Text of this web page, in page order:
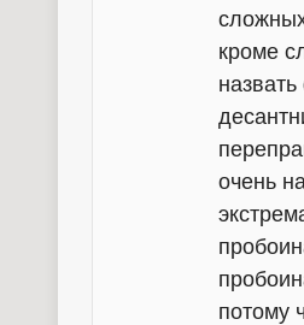
кроме
очень
потому